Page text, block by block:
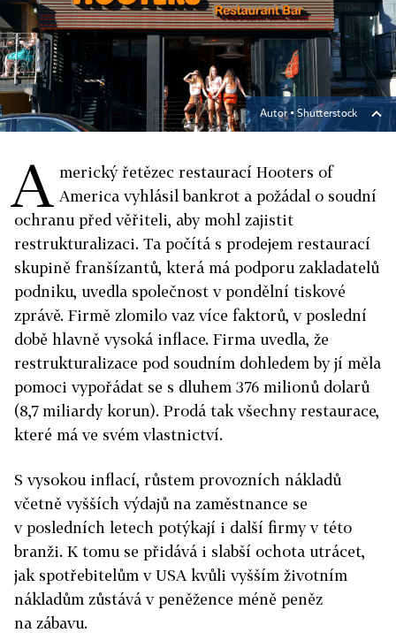
Autor ▪Shutterstock
A merický řetězec restaurací Hooters of
America vyhlásil bankrot a požádal o soudní
ochranu před věřiteli, aby mohl zajistit
restrukturalizaci. Ta počítá s prodejem restaurací
skupině franšízantů, která má podporu zakladatelů
podniku, uvedla společnost v pondělní tiskové
zprávě. Firmě zlomilo vaz více faktorů, v poslední
době hlavně vysoká inflace. Firma uvedla, že
restrukturalizace pod soudním dohledem by jí měla
pomoci vypořádat se s dluhem 376 milionů dolarů
(8,7 miliardy korun). Prodá tak všechny restaurace,
které má ve svém vlastnictví.
S vysokou inflací, růstem provozních nákladů
včetně vyšších výdajů na zaměstnance se
v posledních letech potýkají i další firmy v této
branži. K tomu se přidává i slabší ochota utrácet,
jak spotřebitelům v USA kvůli vyšším životním
nákladům zůstává v peněžence méně peněz
na zábavu.